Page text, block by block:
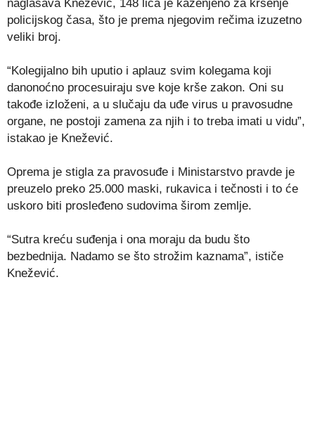
naglašava Knežević, 148 lica je kaženjeno za kršenje
policijskog časa, što je prema njegovim rečima izuzetno
veliki broj.
“Kolegijalno bih uputio i aplauz svim kolegama koji
danonoćno procesuiraju sve koje krše zakon. Oni su
takođe izloženi, a u slučaju da uđe virus u pravosudne
organe, ne postoji zamena za njih i to treba imati u vidu”,
istakao je Knežević.
Oprema je stigla za pravosuđe i Ministarstvo pravde je
preuzelo preko 25.000 maski, rukavica i tečnosti i to će
uskoro biti prosleđeno sudovima širom zemlje.
“Sutra kreću suđenja i ona moraju da budu što
bezbednija. Nadamo se što strožim kaznama”, ističe
Knežević.